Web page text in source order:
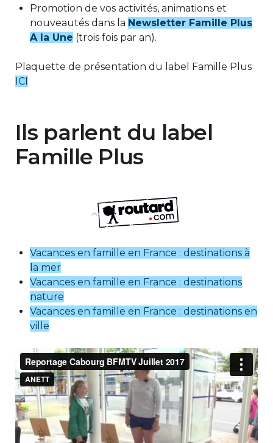
Promotion de vos activités, animations et
nouveautés dans la Newsletter Famille Plus
A la Une (trois fois par an).
Plaquette de présentation du label Famille Plus
ICI
Ils parlent du label
Famille Plus
Vacances en famille en France : destinations à
la mer
Vacances en famille en France : destinations
nature
Vacances en famille en France : destinations en
ville